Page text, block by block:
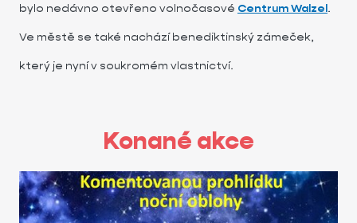
bylo nedávno otevřeno volnočasové Centrum Walzel.
Ve městě se také nachází benediktinský zámeček,
který je nyní v soukromém vlastnictví.
Konané akce